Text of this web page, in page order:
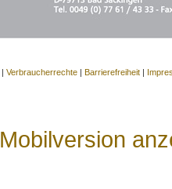
| Verbraucherrechte | Barrierefreiheit |
Mobilversion